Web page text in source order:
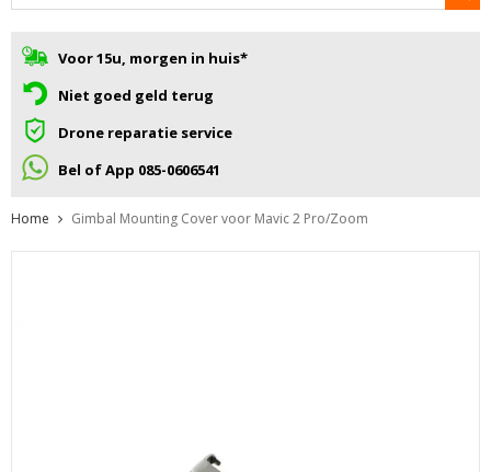
Voor 15u, morgen in huis*
Niet goed geld terug
Drone reparatie service
Bel of App 085-0606541
Home Gimbal Mounting Cover voor Mavic 2 Pro/Zoom